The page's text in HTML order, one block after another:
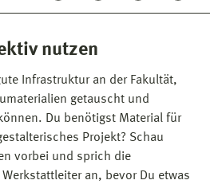
nutzen
Infrastruktur an der Fakultät,
getauscht und
Du benötigst Material für
Projekt? Schau
vorbei und sprich die
an, bevor Du etwas